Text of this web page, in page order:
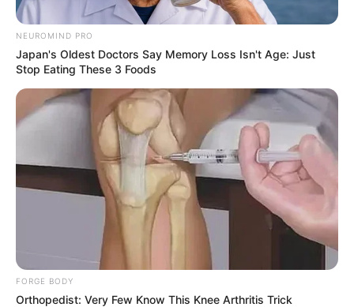
NEUROMIND PRO
Japan's Oldest Doctors Say Memory Loss Isn't Age: Just
Stop Eating These 3 Foods
FORGE BODY
Orthopedist: Very Few Know This Knee Arthritis Trick